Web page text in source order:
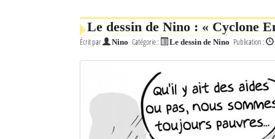
Le dessin de Nino : « Cyclone
Écrit par Nino Catégorie : Le dessin de Nino Publication :